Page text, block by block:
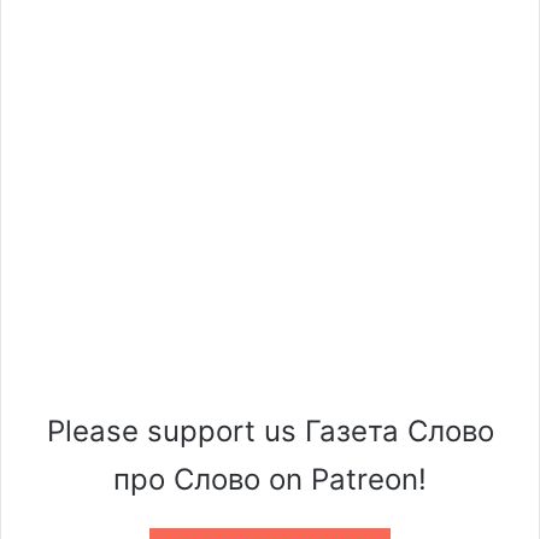
Please support us Газета Слово
про Слово on Patreon!